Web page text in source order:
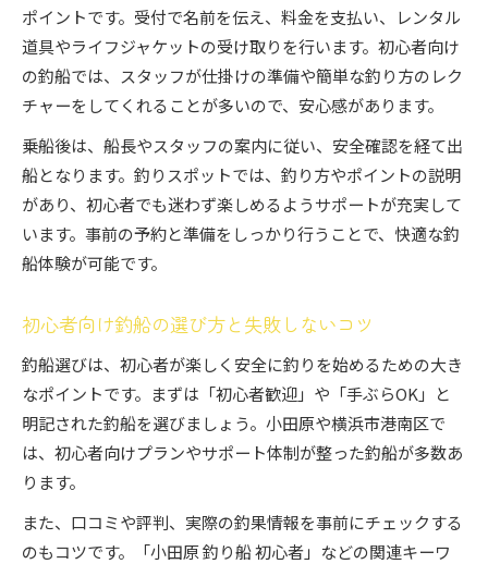
ポイントです。受付で名前を伝え、料金を支払い、レンタル
道具やライフジャケットの受け取りを行います。初心者向け
の釣船では、スタッフが仕掛けの準備や簡単な釣り方のレク
チャーをしてくれることが多いので、安心感があります。
乗船後は、船長やスタッフの案内に従い、安全確認を経て出
船となります。釣りスポットでは、釣り方やポイントの説明
があり、初心者でも迷わず楽しめるようサポートが充実して
います。事前の予約と準備をしっかり行うことで、快適な釣
船体験が可能です。
初心者向け釣船の選び方と失敗しないコツ
釣船選びは、初心者が楽しく安全に釣りを始めるための大き
なポイントです。まずは「初心者歓迎」や「手ぶらOK」と
明記された釣船を選びましょう。小田原や横浜市港南区で
は、初心者向けプランやサポート体制が整った釣船が多数あ
ります。
また、口コミや評判、実際の釣果情報を事前にチェックする
のもコツです。「小田原 釣り船 初心者」などの関連キーワ